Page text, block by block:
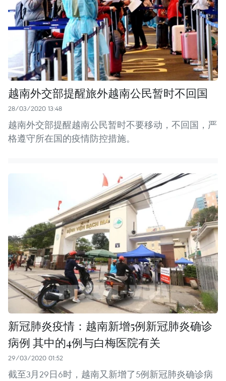
越南外交部提醒旅外越南公民暂时不回国
28/03/2020 13:48
越南外交部提醒越南公民暂时不要移动，不回国，严
格遵守所在国的疫情防控措施。
新冠肺炎疫情：越南新增5例新冠肺炎确诊
病例 其中的4例与白梅医院有关
29/03/2020 01:52
截至3月29日6时，越南又新增了5例新冠肺炎确诊病